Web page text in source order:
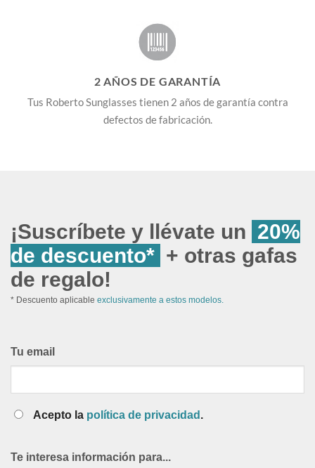
2 AÑOS DE GARANTÍA
Tus Roberto Sunglasses tienen 2 años de garantía contra
defectos de fabricación.
¡Suscríbete y llévate un 20%
de descuento* + otras gafas
de regalo!
* Descuento aplicable exclusivamente a estos modelos.
Tu email
Acepto la política de privacidad .
Te interesa información para...